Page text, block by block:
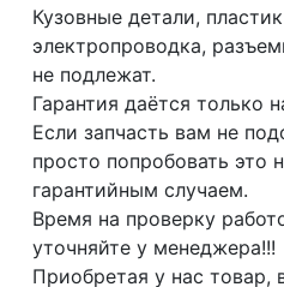
Кузовные детали,
электропроводка,
не подлежат.
Гарантия даётся только
Если запчасть вам не
просто попробовать это
гарантийным случаем.
Время на проверку
уточняйте у менеджера!!!
Приобретая у нас товар,